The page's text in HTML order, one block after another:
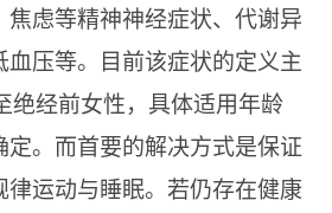
焦虑等精神神经症状、代谢异
压等。目前该症状的定义主
绝经前女性，具体适用年龄
定。而首要的解决方式是保证
律运动与睡眠。若仍存在健康